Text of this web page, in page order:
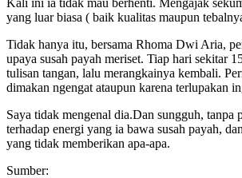
yang luar biasa ( baik kualitas maupun
Tidak hanya itu, bersama Rhoma Dwi Aria,
upaya susah payah meriset. Tiap hari sekitar
tulisan tangan, lalu merangkainya kembali.
dimakan ngengat ataupun karena terlupakan
Saya tidak mengenal dia.Dan sungguh, tanpa
terhadap energi yang ia bawa susah payah,
yang tidak memberikan apa-apa.
Sumber: